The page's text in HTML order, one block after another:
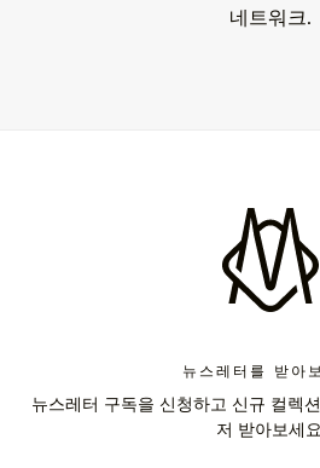
네트워크.
뉴스레터를 받아
뉴스레터 구독을 신청하고 신규 컬렉
저 받아보세